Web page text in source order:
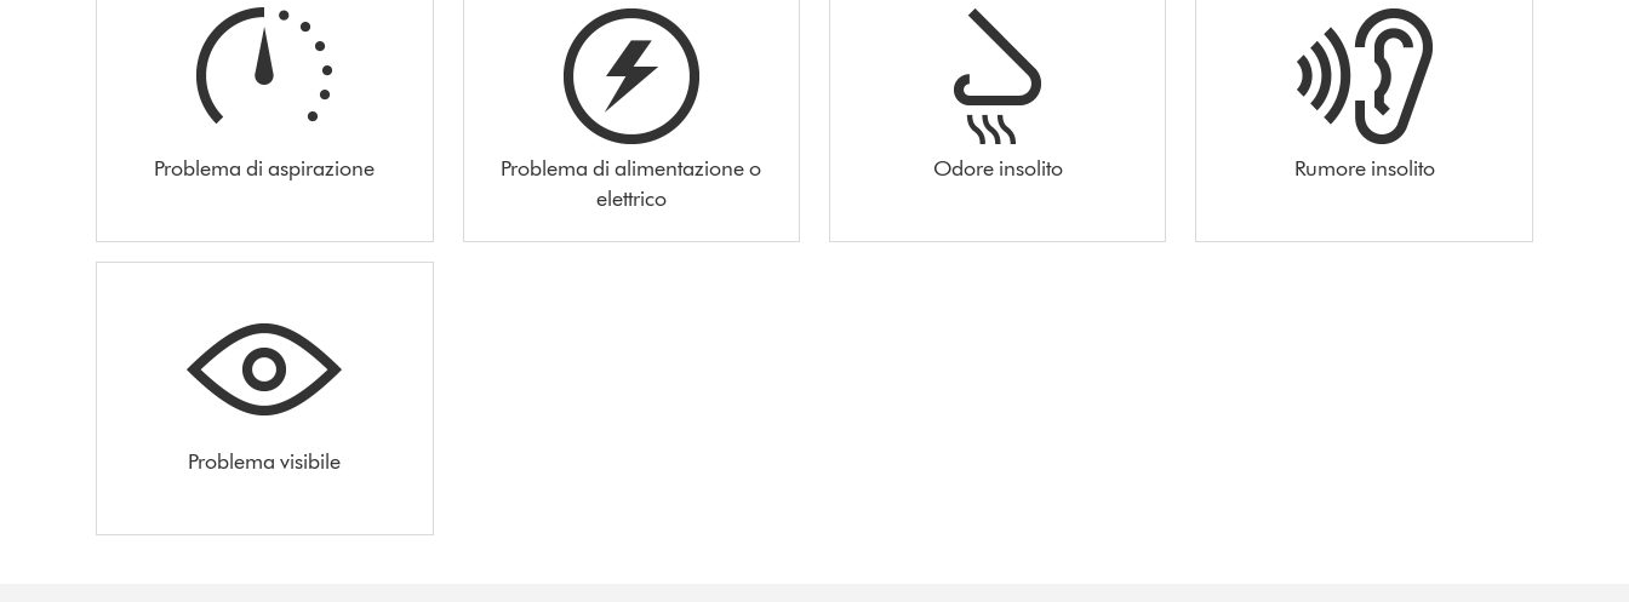
Problema di aspirazione
Problema di alimentazione o
elettrico
Odore insolito Rumore insolito
Problema visibile